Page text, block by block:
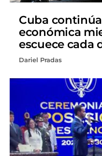
Cuba
económica
escuece cada
Dariel Pradas